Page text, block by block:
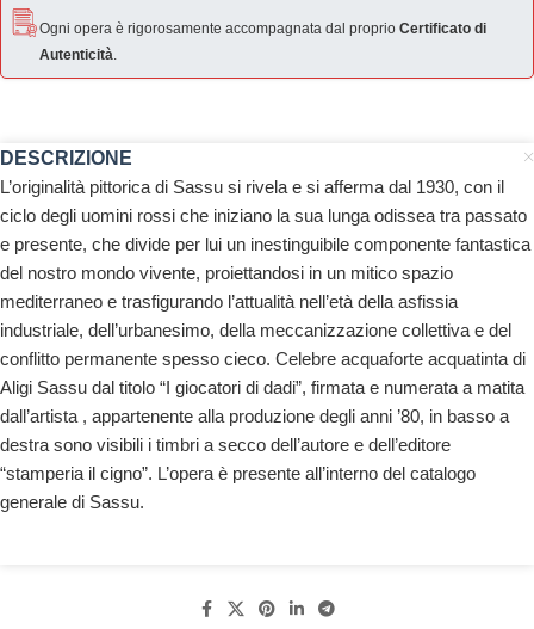
Ogni opera è rigorosamente accompagnata dal proprio Certificato di
Autenticità.
DESCRIZIONE
L’originalità pittorica di Sassu si rivela e si afferma dal 1930, con il
ciclo degli uomini rossi che iniziano la sua lunga odissea tra passato
e presente, che divide per lui un inestinguibile componente fantastica
del nostro mondo vivente, proiettandosi in un mitico spazio
mediterraneo e trasfigurando l’attualità nell’età della asfissia
industriale, dell’urbanesimo, della meccanizzazione collettiva e del
conflitto permanente spesso cieco. Celebre acquaforte acquatinta di
Aligi Sassu dal titolo “I giocatori di dadi”, firmata e numerata a matita
dall’artista , appartenente alla produzione degli anni ’80, in basso a
destra sono visibili i timbri a secco dell’autore e dell’editore
“stamperia il cigno”. L’opera è presente all’interno del catalogo
generale di Sassu.